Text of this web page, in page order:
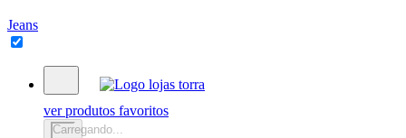
Jeans
ver produtos favoritos
Carregando...